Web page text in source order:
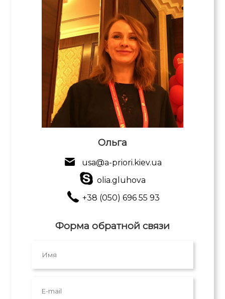
Ольга
usa@a-priori.kiev.ua
olia.gluhova
+38 (050) 696 55 93
Форма обратной связи